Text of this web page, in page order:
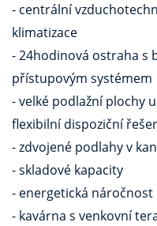
- centrální
klimatizace
- 24hodinová ostraha s
přístupovým systémem
- velké podlažní plochy
flexibilní dispoziční
- zdvojené podlahy v
- skladové kapacity
- energetická
- kavárna s venkovní